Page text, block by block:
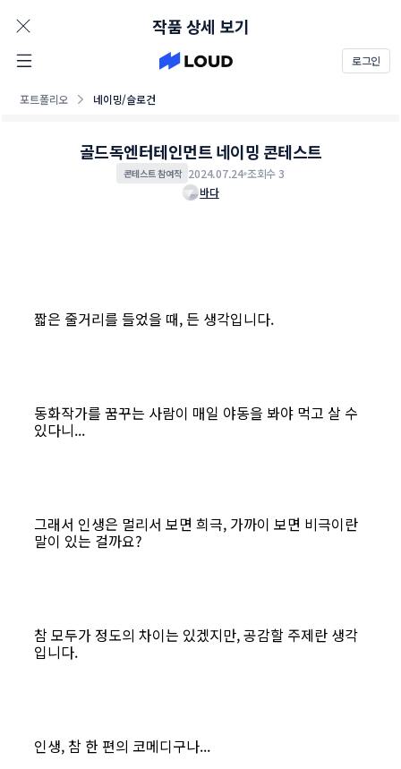
로그인
포트폴리오 네이밍/슬로건
작품 상세 보기
골드독엔터테인먼트 네이밍 콘테스트
콘테스트 참여작 2024.07.24 조회수 3
바다
짧은 줄거리를 들었을 때, 든 생각입니다.
동화작가를 꿈꾸는 사람이 매일 야동을 봐야 먹고 살 수
있다니...
그래서 인생은 멀리서 보면 희극, 가까이 보면 비극이란
말이 있는 걸까요?
참 모두가 정도의 차이는 있겠지만, 공감할 주제란 생각
입니다.
인생, 참 한 편의 코메디구나...